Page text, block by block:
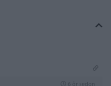
6 år sedan